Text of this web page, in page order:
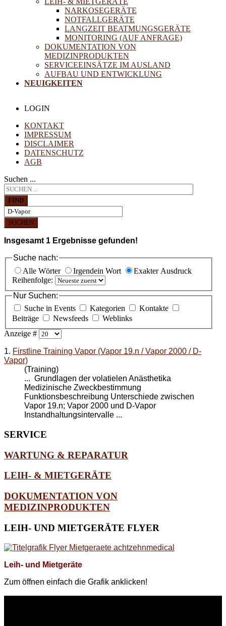
NARKOSEGERÄTE
NOTFALLGERÄTE
LANGZEIT BEATMUNGSGERÄTE
MONITORING (AUF ANFRAGE)
DOKUMENTATION VON
MEDIZINPRODUKTEN
SERVICEEINSÄTZE IM AUSLAND
AUFBAU UND ENTWICKLUNG
NEUIGKEITEN
LOGIN
KONTAKT
IMPRESSUM
DISCLAIMER
DATENSCHUTZ
AGB
Suchen ...
FIND
SUCHEN
Insgesamt 1 Ergebnisse gefunden!
Suche nach:
Alle Wörter
Irgendein Wort
Exakter Ausdruck
Reihenfolge:
Nur Suchen:
Suche in Events
Kategorien
Kontakte
Beiträge
Newsfeeds
Weblinks
Anzeige #
1. Firstline Training Vapor (Vapor 19.n / Vapor 2000 / D-
Vapor)
(Training)
... Grundlagen der volatielen Anästhetika
Medizinische Zweckbestimmung
Funktionsbeschreibung Unterschiede zwischen
Vapor 19.n; Vapor 2000 und D-Vapor
Instandhaltungsintervalle ...
SERVICE
WARTUNG & REPARATUR
LEIH- & MIETGERÄTE
DOKUMENTATION VON
MEDIZINPRODUKTEN
LEIH- UND MIETGERÄTE FLYER
Leih- und Mietgeräte
Zum öffnen einfach die Grafik anklicken!